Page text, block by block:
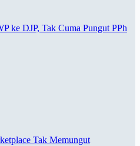
ke DJP, Tak Cuma Pungut PPh
Tak Memungut